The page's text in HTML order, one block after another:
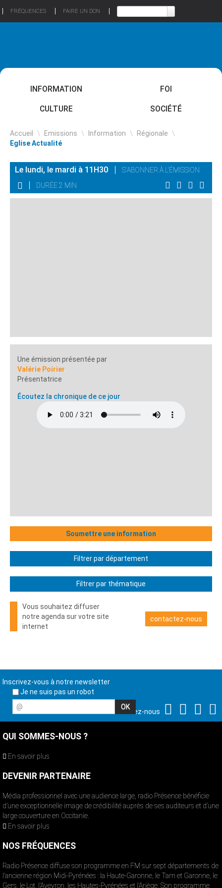
FRÉQUENCES FAIRE UN DON
INFORMATION FOI
CULTURE SOCIÉTÉ
Accueil \ Emissions \ Information \ Régionale \
Eglise Actualité
Le lundi, le mardi à 11H30
S'ABONNER À L'ÉMISSION
DURÉE 2 MIN
Une émission présentée par
Valérie Poirier
Présentatrice
Écoutez la chronique de ce jour
Soumettre une information
Filtrer par département
Filtrer par thématique
Vous souhaitez diffuser
notre agenda sur votre site
internet
contactez-nous
Inscrivez-vous à notre newsletter
Je ne suis pas un robot
@
Suivez-nous
QUI SOMMES-NOUS ?
En savoir plus
DEVENIR PARTENAIRE
Média professionnel avec une audience large, radio Présence bénéficie
d’une exceptionnelle image de crédibilité auprès de ses auditeurs et d’une
large couverture en Occitanie.
En savoir plus
NOS FRÉQUENCES
Radio Présence diffuse son programme en FM sur sept départements de
l’ancienne région Midi-Pyrénées : la Haute-Garonne, le Tarn et Garonne, le
Gers, le Lot, l’Aveyron, les Hautes-Pyrénées et l’Ariège. Son programme